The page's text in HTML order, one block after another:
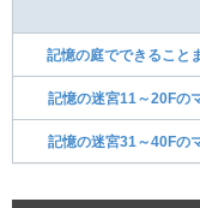
記憶の庭でできること
記憶の迷宮11～20Fの
記憶の迷宮31～40Fの